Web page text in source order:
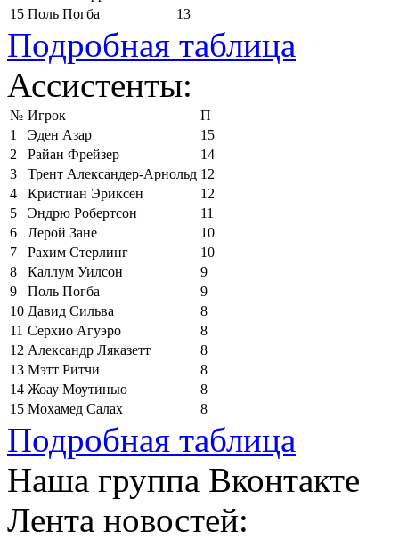
15 Поль Погба 13
Подробная таблица
Ассистенты:
№ Игрок
П
1
Эден Азар
15
2
Райан Фрейзер
14
3
Трент Александер-Арнольд 12
4
Кристиан Эриксен
12
5
Эндрю Робертсон
11
6
Лерой Зане
10
7
Рахим Стерлинг
10
8
Каллум Уилсон
9
9
Поль Погба
9
10 Давид Сильва
8
11 Серхио Агуэро
8
12 Александр Ляказетт
8
13 Мэтт Ритчи
8
14 Жоау Моутинью
8
15 Мохамед Салах 8
Подробная таблица
Наша группа Вконтакте
Лента новостей: